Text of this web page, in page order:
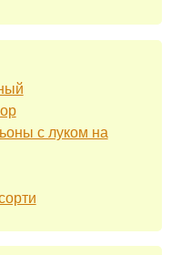
с луком на